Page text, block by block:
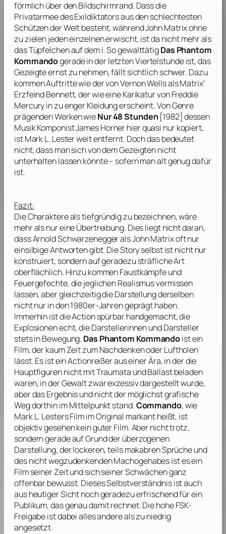
förmlich über den Bildschirmrand. Dass die
Privatarmee des Exildiktators aus den schlechtesten
Schützen der Welt besteht, während John Matrix ohne
zu zielen jeden einzelnen erwischt, ist da nicht mehr als
das Tüpfelchen auf dem i. So gewalttätigDas Phantom
Kommandogerade in der letzten Viertelstunde ist, das
Gezeigte ernst zu nehmen, fällt sichtlich schwer. Dazu
kommen Auftritte wie der vonVernon Wellsals Matrix’
Erzfeind Bennett, der wie eine Karikatur vonFreddie
Mercuryin zu enger Kleidung erscheint. Von Genre
prägenden Werken wieNur 48 Stunden[1982] dessen
Musik KomponistJames Hornerhier quasi nur kopiert,
istMark L. Lesterweit entfernt. Doch das bedeutet
nicht, dass man sich von dem Gezeigten nicht
unterhalten lassen könnte – sofern man alt genug dafür
ist.
Fazit:
Die Charaktere als tiefgründig zu bezeichnen, wäre
mehr als nur eine Übertreibung. Dies liegt nicht daran,
dassArnold Schwarzeneggerals John Matrix oft nur
einsilbige Antworten gibt. Die Story selbst ist nicht nur
konstruiert, sondern auf geradezu sträfliche Art
oberflächlich. Hinzu kommen Faustkämpfe und
Feuergefechte, die jeglichen Realismus vermissen
lassen, aber gleichzeitig die Darstellung derselben
nicht nur in den 1980er-Jahren geprägt haben.
Immerhin ist die Action spürbar handgemacht, die
Explosionen echt, die Darstellerinnen und Darsteller
stets in Bewegung. Das Phantom Kommandoist ein
Film, der kaum Zeit zum Nachdenken oder Luftholen
lässt. Es ist ein Actionreißer aus einer Ära, in der die
Hauptfiguren nicht mit Traumata und Ballast beladen
waren, in der Gewalt zwar exzessiv dargestellt wurde,
aber das Ergebnis und nicht der möglichst grafische
Weg dorthin im Mittelpunkt stand.Commando, wie
Mark L. LestersFilm im Original markant heißt, ist
objektiv gesehen kein guter Film. Aber nicht trotz,
sondern gerade auf Grund der überzogenen
Darstellung, der lockeren, teils makabren Sprüche und
des nicht wegzudenkenden Machogehabes ist es ein
Film seiner Zeit und sich seiner Schwächen ganz
offenbar bewusst. Dieses Selbstverständnis ist auch
aus heutiger Sicht noch geradezu erfrischend für ein
Publikum, das genau damit rechnet. Die hohe FSK-
Freigabe ist dabei alles andere als zu niedrig
angesetzt.